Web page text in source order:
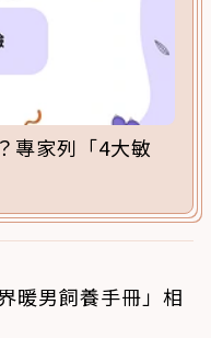
專家列「4大敏
暖男飼養手冊」相